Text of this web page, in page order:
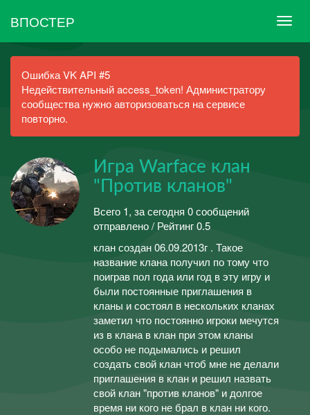
ВПОСТЕР
Ошибка VK API #5
Недействительный access_token! Администратору
сообщества нужно авторизоваться на сервисе
повторно.
Игра Warface клан
"Против кланов"
Всего 1, за сегодня 0 сообщений
отправлено / Рейтинг 0.5
клан создан 06.09.2013г . Такое
название клана получил по тому что
поиграв пол года или год в эту игру и
были постоянные приглашения в
кланы и состоял в нескольких кланах
заметил что постоянно игроки мечутся
из в клана в клан при этом кланы
особо не подымались и решил
создать свой клан чтоб мне не делали
приглашения в клан и решил назвать
свой клан "против кланов" и долгое
время ни кого не брал в клан ни кого.